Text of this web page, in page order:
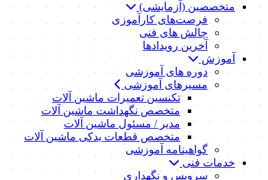
متخصصین (آزمایشی)
فرصت‌های کارآموزی
چالش های فنی
آخرین رویدادها
آموزش
دوره های آموزشی
مسیرهای آموزشی
تکنسین تعمیرات ماشین آلات
متخصص نگهداشت ماشین آلات
مدیر / مسئول ماشین آلات
متخصص قطعات یدکی ماشین آلات
گواهینامه آموزشی
خدمات فنی
سرویس و نگهداری